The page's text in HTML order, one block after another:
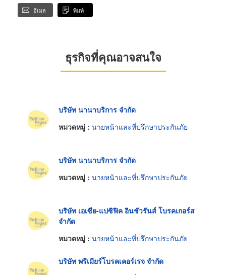
อีเมล พิมพ์
ธุรกิจที่คุณอาจสนใจ
บริษัท นานาบริการ จำกัด
หมวดหมู่ : นายหน้าและที่ปรึกษาประกันภัย
บริษัท นานาบริการ จำกัด
หมวดหมู่ : นายหน้าและที่ปรึกษาประกันภัย
บริษัท เอเซีย-แปซิฟิค อินชัวรันส์ โบรคเกอร์ส
จำกัด
หมวดหมู่ : นายหน้าและที่ปรึกษาประกันภัย
บริษัท พรีเมียร์โบรคเคอร์เรจ จำกัด